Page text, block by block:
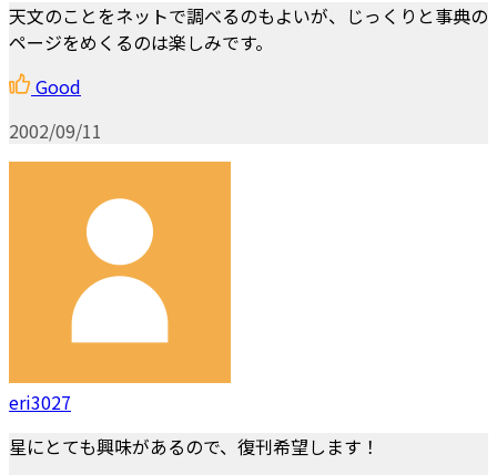
天文のことをネットで調べるのもよいが、じっくりと事典の
ページをめくるのは楽しみです。
Good
2002/09/11
eri3027
星にとても興味があるので、復刊希望します！